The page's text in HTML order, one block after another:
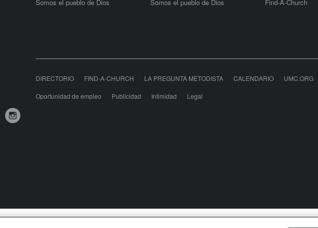
Somos el pueblo de Dios Somos el pueblo de Dios Find-A-Church
DIRECTORIO FIND-A-CHURCH LA PREGUNTA METODISTA CALENDARIO UMC.ORG
Oportunidad de empleo Publicidad Intimidad Legal